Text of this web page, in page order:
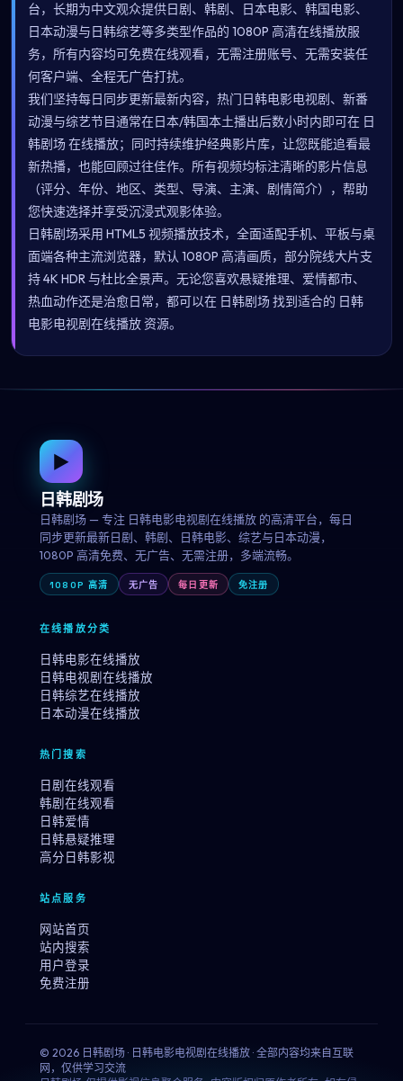
台，长期为中文观众提供日剧、韩剧、日本电影、韩国电影、
日本动漫与日韩综艺等多类型作品的 1080P 高清在线播放服
务，所有内容均可免费在线观看，无需注册账号、无需安装任
何客户端、全程无广告打扰。
我们坚持每日同步更新最新内容，热门日韩电影电视剧、新番
动漫与综艺节目通常在日本/韩国本土播出后数小时内即可在 日
韩剧场 在线播放；同时持续维护经典影片库，让您既能追看最
新热播，也能回顾过往佳作。所有视频均标注清晰的影片信息
（评分、年份、地区、类型、导演、主演、剧情简介），帮助
您快速选择并享受沉浸式观影体验。
日韩剧场采用 HTML5 视频播放技术，全面适配手机、平板与桌
面端各种主流浏览器，默认 1080P 高清画质，部分院线大片支
持 4K HDR 与杜比全景声。无论您喜欢悬疑推理、爱情都市、
热血动作还是治愈日常，都可以在 日韩剧场 找到适合的 日韩
电影电视剧在线播放 资源。
▶
日韩剧场
日韩剧场 — 专注 日韩电影电视剧在线播放 的高清平台，每日
同步更新最新日剧、韩剧、日韩电影、综艺与日本动漫，
1080P 高清免费、无广告、无需注册，多端流畅。
1080P 高清 无广告 每日更新 免注册
在线播放分类
日韩电影在线播放
日韩电视剧在线播放
日韩综艺在线播放
日本动漫在线播放
热门搜索
日剧在线观看
韩剧在线观看
日韩爱情
日韩悬疑推理
高分日韩影视
站点服务
网站首页
站内搜索
用户登录
免费注册
© 2026 日韩剧场 · 日韩电影电视剧在线播放 · 全部内容均来自互联
网，仅供学习交流